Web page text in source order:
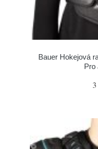
Bauer Hokejová
Pro